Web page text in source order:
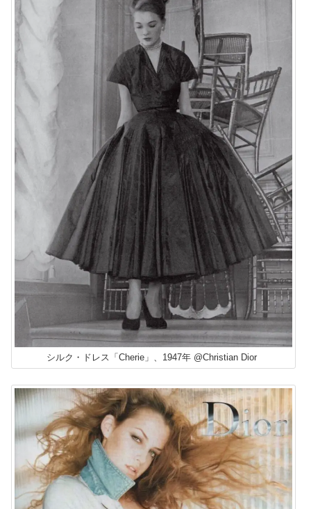
シルク・ドレス「Cherie」、1947年 @Christian Dior